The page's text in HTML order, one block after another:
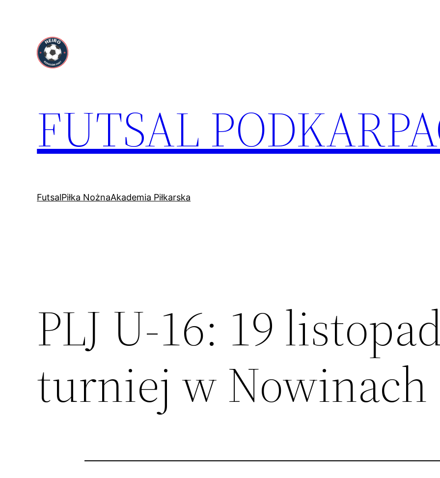
FUTSAL
FutsalPiłka NożnaAkademia Piłkarska
PLJ U-16: 19
turniej w Nowinach